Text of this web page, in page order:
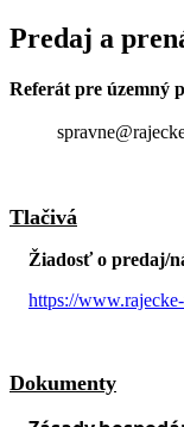
Predaj a
Referát pre územný
spravne@rajecke-
Tlačivá
Žiadosť o predaj/
https://
Dokumenty